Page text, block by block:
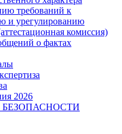
требований к
и урегулированию
комиссия)
о фактах
2026